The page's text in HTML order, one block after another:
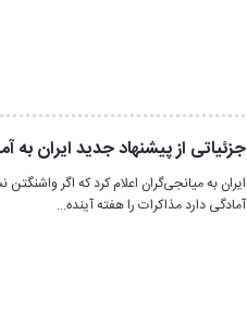
جزئیاتی از پیشنهاد جدید ایران به
ایران به میانجی‌گران اعلام کرد که اگر
آمادگی دارد مذاکرات را هفته آینده…